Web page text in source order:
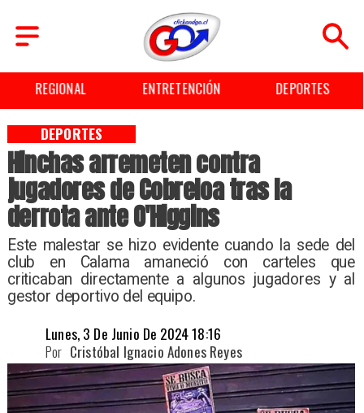
ENTRETENCIÓN DEPORTES
Hinchas arremeten contra
jugadores de Cobreloa tras la
derrota ante O'Higgins
​Este malestar se hizo evidente cuando la sede del
club en Calama amaneció con carteles que
criticaban directamente a algunos jugadores y al
gestor deportivo del equipo.
DEPORTES
Lunes, 3 De Junio De 2024 18:16
Cristóbal Ignacio Adones Reyes
Por